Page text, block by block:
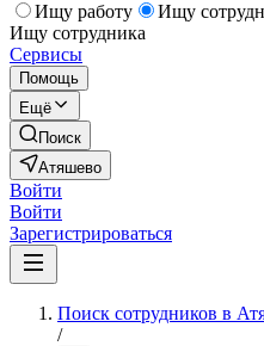
Ищу работу
Ищу
Ищу сотрудника
Сервисы
Помощь
Ещё
Поиск
Атяшево
Войти
Войти
Зарегистрироваться
Поиск сотрудников в
/